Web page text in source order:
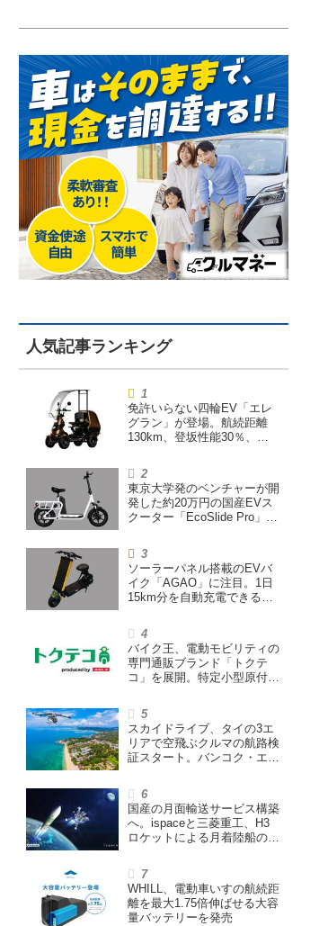
免許いらない四輪EV「エレ
グラン」が登場。航続距離
130km、登坂性能30％、
東京大学発のベンチャーが開
発した約20万円の国産EVス
クーター「EcoSlide Pro」が
ハイパワー特定小型原付
ソーラーパネル搭載のEVバ
イク「AGAO」に注目。1日
15km分を自動充電できる
バイク王、電動モビリティの
専門通販ブランド「トクテ
コ」を展開。特定小型原付や
スカイドライブ、タイの3エ
リアで空飛ぶクルマの航路検
証スタート。バンコク・エア
指す
国産の月面輸送サービス構築
へ。ispaceと三菱重工、H3
ロケットによる月着陸船の打
結
WHILL、電動車いすの航続距
離を最大1.75倍伸ばせる大容
量バッテリーを発売